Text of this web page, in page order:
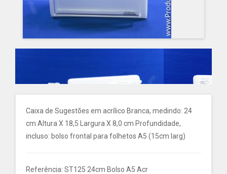
Caixa de Sugestões em acrílico Branca, medindo: 24
cm Altura X 18,5 Largura X 8,0 cm Profundidade,
incluso: bolso frontal para folhetos A5 (15cm larg)
Referência: ST125 24cm Bolso A5 Acr